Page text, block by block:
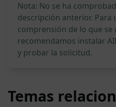
Nota: No se ha
descripción anterior. Para
comprensión de lo que se
recomendamos instalar
y probar la solicitud.
Temas